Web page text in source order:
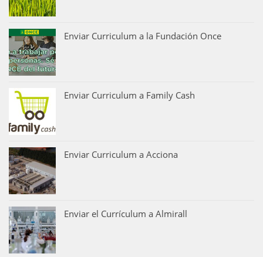
Enviar Curriculum a la Fundación Once
Enviar Curriculum a Family Cash
Enviar Curriculum a Acciona
Enviar el Currículum a Almirall